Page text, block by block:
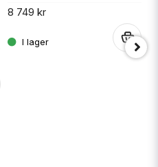
8 749 kr
.